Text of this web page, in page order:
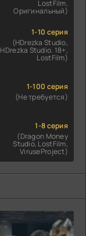
LostFilm,
Оригинальный)
1-10 серия
(HDrezka Studio,
HDrezka Studio. 18+,
LostFilm)
1-100 серия
(Не требуется)
1-8 серия
(Dragon Money
Studio, LostFilm,
ViruseProject)